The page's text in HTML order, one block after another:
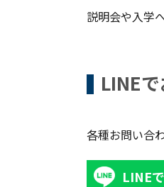
説明会や入学
LINE
各種お問い合
LINE